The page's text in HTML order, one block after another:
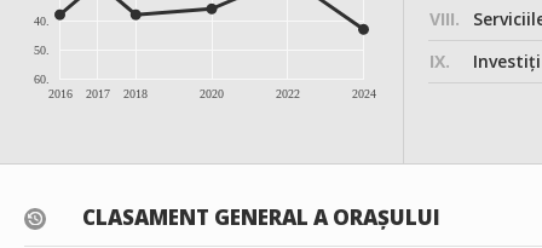
2016 2017 2018 2020 2022 2024
40.
50.
60.
VIII.
IX.
Investițiile,
CLASAMENT GENERAL A ORAȘULUI